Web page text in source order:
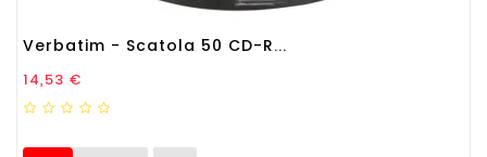
Verbatim - Scatola 50 CD-R...
Prezzo
14,53 €